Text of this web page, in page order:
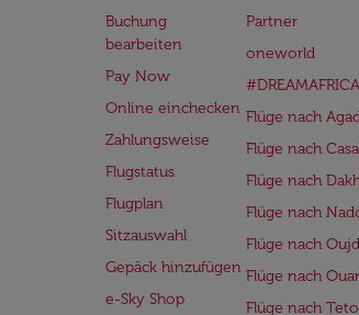
Buchung
bearbeiten
Pay Now
Online einchecken
Zahlungsweise
Flugstatus
Flugplan
Sitzauswahl
Gepäck hinzufügen
e-Sky Shop
Partner
oneworld
Flüge nach
Flüge nach
Flüge nach
Flüge nach
Flüge nach
Flüge nach
Flüge nach